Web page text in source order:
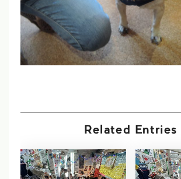
Related Entries